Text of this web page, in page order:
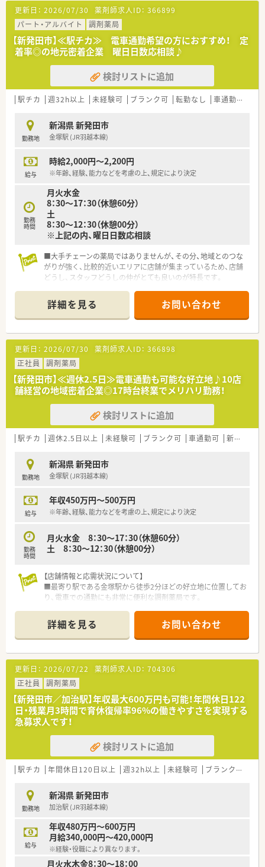
更新日： 2026/07/30 薬剤師求人ID： 366899
パート・アルバイト
調剤薬局
【新発田市】≪駅チカ≫ 電車通勤希望の方におすすめ！ 定
着率◎の地元密着企業 曜日日数応相談♪
検討リストに追加
駅チカ 週32h以上 未経験可 ブランク可 転勤なし 車通勤可
勤務地
新潟県 新発田市
金塚駅 (JR羽越本線)
給与
時給2,000円～2,200円
※年齢、経験、能力などを考慮の上、規定により決定
勤務
時間
月火水金
8：30～17：30（休憩60分）
土
8：30～12：30（休憩00分）
※上記の内、曜日日数応相談
■大手チェーンの薬局ではありませんが、その分、地域とのつな
がりが強く、比較的近いエリアに店舗が集まっているため、店舗
どうし、スタッフどうしの仲がとても良いのが特長です。
チームワークが自分たちの可能性を広げ、多くのことにチャレン
ジする原動力になると私たちは考えています。
■新入社員研修、フォローアップ研修、スキルアップ研修など、
全社員を対象に研修制度を充実させています。
詳細を見る お問い合わせ
更新日： 2026/07/30 薬剤師求人ID： 366898
正社員
調剤薬局
【新発田市】≪週休2.5日≫電車通勤も可能な好立地♪10店
舗経営の地域密着企業◎17時台終業でメリハリ勤務！
検討リストに追加
駅チカ 週休2.5日以上 未経験可 ブランク可 車通勤可 新規オープン
勤務地
新潟県 新発田市
金塚駅 (JR羽越本線)
給与
年収450万円～500万円
※年齢、経験、能力などを考慮の上、規定により決定
勤務
時間
月火水金 8：30～17：30（休憩60分）
土 8：30～12：30（休憩00分）
【店舗情報と応需状況について】
■最寄り駅である金塚駅から徒歩2分ほどの好立地に位置してお
り、電車での通勤にも非常に便利な調剤薬局です。
需しており、地域に密着した医療を提供しています。
■外来の調剤業務のみにとどまらず居宅向けの在宅業務にも対
応しており、地域の方々の健康を幅広く支えています。
【職場環境と雰囲気】
■現在は常勤の薬剤師2名が在籍しており、少人数ならではのア
ットホームで非常に馴染みやすい風通しの良い職場です。
■スタッフ同士の深い信頼関係に基づいた強いチームワークが
自慢であり、困ったことがあればいつでも気軽に相談できます。
■産休や育休の取得実績が豊富に用意されているため、女性の薬
剤師の方も将来のライフステージを見据えて安心して活躍でき
ます。
【こんな取り組みをしています】
■安心で安全な医療を患者様へ提供するため、各薬局において最
す。
■学術活動として入社年度に関わらず各自でテーマを決めて研
究に取り組んでおり、学会発表のサポート体制も大変万全です。
■学会発表を希望する社員には、計画からデータの解析、ポスタ
ーの作成に至るまで会社が着実に進められるよう支援します。
【こんな方が活躍中】
■子育てと仕事を上手に両立させている女性薬剤師が多く、お互
詳細を見る お問い合わせ
更新日： 2026/07/22 薬剤師求人ID： 704306
正社員
調剤薬局
【新発田市／加治駅】年収最大600万円も可能！年間休日122
日・残業月3時間で育休復帰率96%の働きやすさを実現する
急募求人です！
検討リストに追加
駅チカ 年間休日120日以上 週32h以上 未経験可 ブランク可
勤務地
新潟県 新発田市
加治駅 (JR羽越本線)
給与
年収480万円～600万円
月給340,000円～420,000円
※経験・役職により異なります。
月火水木金8：30～18：00